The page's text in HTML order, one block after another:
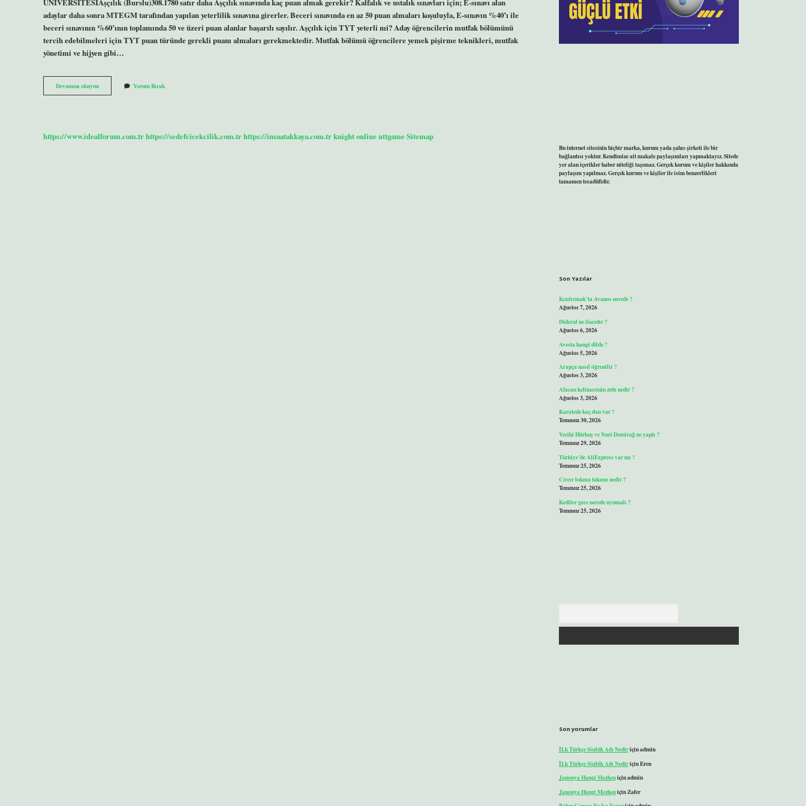
adaylar daha sonra MTEGM tarafından yapılan yeterlilik sınavına girerler. Beceri sınavında en az 50 puan almaları koşuluyla, E-sınavın %40’ı ile
beceri sınavının %60’ının toplamında 50 ve üzeri puan alanlar başarılı sayılır. Aşçılık için TYT yeterli mi? Aday öğrencilerin mutfak bölümünü
tercih edebilmeleri için TYT puan türünde gerekli puanı almaları gerekmektedir. Mutfak bölümü öğrencilere yemek pişirme teknikleri, mutfak
yönetimi ve hijyen gibi…
Devamını okuyunAşçı
Olmak
Gerekir
Yorum Bırak
https://www.idealforum.com.trhttps://sedefcicekcilik.com.trhttps://insaatakkaya.com.trknight onlinenttgameSitemap
Bu internet sitesinin hiçbir marka, kurum yada şahıs şirketi ile bir
bağlantısı yoktur. Kendimize ait makale paylaşımları yapmaktayız. Sitede
yer alan içerikler haber niteliği taşımaz. Gerçek kurum ve kişiler hakkında
paylaşım yapılmaz. Gerçek kurum ve kişiler ile isim benzerlikleri
tamamen tesadüfidir.
Son Yazılar
Kızılırmak’ta Avanos nerede ?
Ağustos 7, 2026
Dideral ne ilacıdır ?
Ağustos 6, 2026
Avesta hangi dilde ?
Ağustos 5, 2026
Arapça nasıl öğrenilir ?
Ağustos 3, 2026
Afacan kelimesinin zıttı nedir ?
Ağustos 3, 2026
Karatede kaç dan var ?
Temmuz 30, 2026
Vecihi Hürkuş ve Nuri Demirağ ne yaptı ?
Temmuz 29, 2026
Türkiye’de AliExpress var mı ?
Temmuz 25, 2026
Cırcır lokma takımı nedir ?
Temmuz 25, 2026
Kediler gece nerede uyumalı ?
Temmuz 25, 2026
Son yorumlar
İLk Türkçe Sözlük Adı Nediriçinadmin
İLk Türkçe Sözlük Adı NediriçinEren
Japonya Hangi Mezhepiçinadmin
Japonya Hangi MezhepiçinZafer